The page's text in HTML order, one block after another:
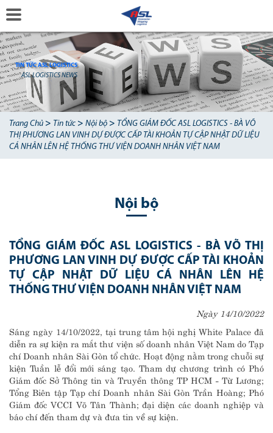
TIN TỨC ASL LOGISTICS
ASL LOGISTICS NEWS
Trang Chủ > Tin tức > Nội bộ > TỔNG GIÁM ĐỐC ASL LOGISTICS - BÀ VÕ
THỊ PHƯƠNG LAN VINH DỰ ĐƯỢC CẤP TÀI KHOẢN TỰ CẬP NHẬT DỮ LIỆU
CÁ NHÂN LÊN HỆ THỐNG THƯ VIỆN DOANH NHÂN VIỆT NAM
Nội bộ
TỔNG GIÁM ĐỐC ASL LOGISTICS - BÀ VÕ THỊ
PHƯƠNG LAN VINH DỰ ĐƯỢC CẤP TÀI KHOẢN
TỰ CẬP NHẬT DỮ LIỆU CÁ NHÂN LÊN HỆ
THỐNG THƯ VIỆN DOANH NHÂN VIỆT NAM
Ngày 14/10/2022
Sáng ngày 14/10/2022, tại trung tâm hội nghị White Palace đã
diễn ra sự kiện ra mắt thư viện số doanh nhân Việt Nam do Tạp
chí Doanh nhân Sài Gòn tổ chức. Hoạt động nằm trong chuỗi sự
kiện Tuần lễ đổi mới sáng tạo. Tham dự chương trình có Phó
Giám đốc Sở Thông tin và Truyền thông TP HCM - Từ Lương;
Tổng Biên tập Tạp chí Doanh nhân Sài Gòn Trần Hoàng; Phó
Giám đốc VCCI Võ Tân Thành; đại diện các doanh nghiệp và
báo chí đến tham dự và đưa tin về sự kiện.